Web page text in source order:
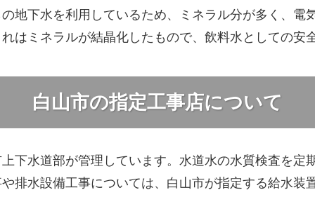
地下水を利用しているため、ミネラル分が多く、電
はミネラルが結晶化したもので、飲料水としての安
白山市の指定工事店について
下水道部が管理しています。水道水の水質検査を定
排水設備工事については、白山市が指定する給水装